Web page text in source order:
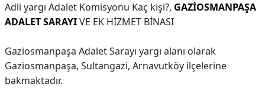
Adli yargı Adalet Komisyonu Kaç kişi?, GAZİOSMANPAŞA
ADALET SARAYIVE EK HİZMET BİNASI
Gaziosmanpaşa Adalet Sarayı yargı alanı olarak
Gaziosmanpaşa, Sultangazi, Arnavutköy ilçelerine
bakmaktadır.